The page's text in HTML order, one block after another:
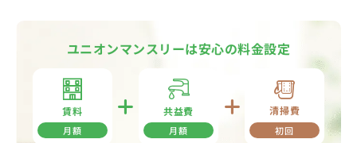
ユニオンマンスリーは安心の料金設定
賃料
月額
共益費
月額
清掃費
初回